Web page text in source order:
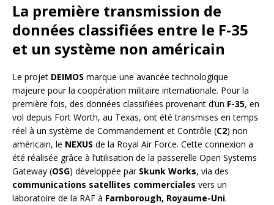
La première transmission de
données classifiées entre le F-35
et un système non américain
Le projet DEIMOS marque une avancée technologique
majeure pour la coopération militaire internationale. Pour la
première fois, des données classifiées provenant d’un F-35, en
vol depuis Fort Worth, au Texas, ont été transmises en temps
réel à un système de Commandement et Contrôle (C2) non
américain, le NEXUS de la Royal Air Force. Cette connexion a
été réalisée grâce à l’utilisation de la passerelle Open Systems
Gateway (OSG) développée par Skunk Works, via des
communications satellites commerciales vers un
laboratoire de la RAF à Farnborough, Royaume-Uni.